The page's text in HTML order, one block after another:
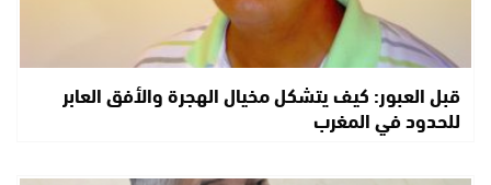
قبل العبور: كيف يتشكل مخيال الهجرة والأفق العابر
للحدود في المغرب